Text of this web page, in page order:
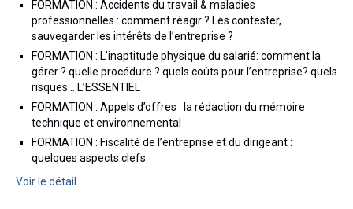
Droit Pénal du Travail et des Affaires
Droit Rural et de l’Environnement
Droit Public
Nos formations
Formations Spécial BTP
Formations Droit de la construction et de
FORMATION : Accidents du travail & maladies
professionnelles : comment réagir ? Les contester,
sauvegarder les intérêts de l’entreprise ?
FORMATION : L’inaptitude physique du salarié: comment la
gérer ? quelle procédure ? quels coûts pour l’entreprise? quels
risques… L’ESSENTIEL
FORMATION : Appels d’offres : la rédaction du mémoire
technique et environnemental
FORMATION : Fiscalité de l’entreprise et du dirigeant :
quelques aspects clefs
Voir le détail